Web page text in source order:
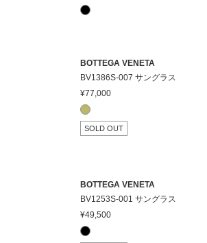
BOTTEGA VENETA
BV1386S-007 サングラス
¥77,000
SOLD OUT
BOTTEGA VENETA
BV1253S-001 サングラス
¥49,500